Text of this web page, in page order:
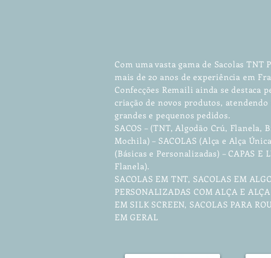
Com uma vasta gama de Sacolas TNT
mais de 20 anos de experiência em
Confecções Remaili ainda se destaca
criação de novos produtos, atendendo
grandes e pequenos pedidos.
SACOS – (TNT, Algodão Crú, Flanela,
Mochila) – SACOLAS (Alça e Alça
(Básicas e Personalizadas) – CAPAS E
Flanela).
SACOLAS EM TNT, SACOLAS EM
PERSONALIZADAS COM ALÇA E
EM SILK SCREEN, SACOLAS PARA
EM GERAL